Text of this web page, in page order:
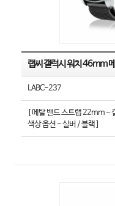
랩씨 갤럭시 워치 46mm
LABC-237
[ 메탈 밴드 스트랩 22mm -
색상 옵션 - 실버 / 블랙 ]